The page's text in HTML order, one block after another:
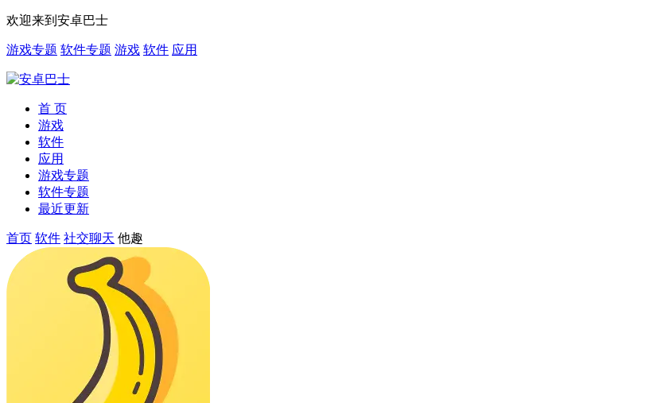
欢迎来到安卓巴士
游戏专题 软件专题 游戏 软件 应用
首 页
游戏
软件
应用
游戏专题
软件专题
最近更新
首页 软件 社交聊天 他趣